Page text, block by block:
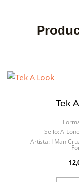
Tek
Sello: A-
Artista: I Man